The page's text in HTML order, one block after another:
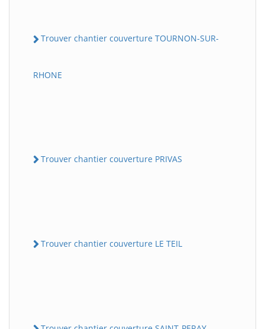
Trouver chantier couverture TOURNON-SUR-
RHONE
Trouver chantier couverture PRIVAS
Trouver chantier couverture LE TEIL